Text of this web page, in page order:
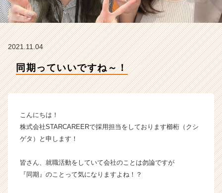
ム
ラ
ベ
ン
ャ
長
ら
ス
2021.11.04
同期っていいですね～！
こんにちは！
株式会社STARCAREERで採用担当をしております櫛桁（クシ
ゲタ）と申します！
皆さん、就職活動をしていて会社のことは勿論ですが
『同期』のことって気になりますよね！？